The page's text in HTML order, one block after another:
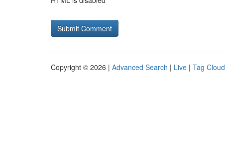
Copyright © 2026 | Advanced Search | Live | Tag Cloud